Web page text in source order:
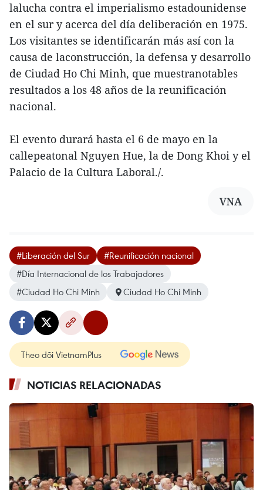
lalucha contra el imperialismo estadounidense
en el sur y acerca del día deliberación en 1975.
Los visitantes se identificarán más así con la
causa de laconstrucción, la defensa y desarrollo
de Ciudad Ho Chi Minh, que muestranotables
resultados a los 48 años de la reunificación
nacional.
El evento durará hasta el 6 de mayo en la
callepeatonal Nguyen Hue, la de Dong Khoi y el
Palacio de la Cultura Laboral./.
VNA
#Liberación del Sur
#Reunificación nacional
#Día Internacional de los Trabajadores
#Ciudad Ho Chi Minh
Ciudad Ho Chi Minh
Theo dõi VietnamPlus
NOTICIAS RELACIONADAS